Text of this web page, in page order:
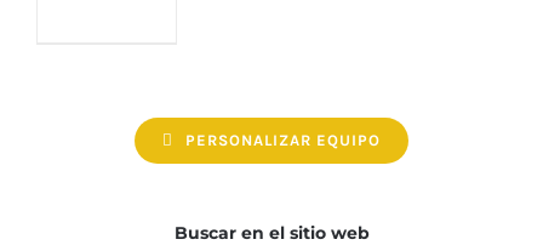
PERSONALIZAR EQUIPO
Buscar en el sitio web